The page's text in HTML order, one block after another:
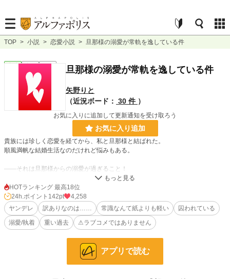
TOP > 小説 > 恋愛小説 > 旦那様の溺愛が常軌を逸している件
完結 短編 旦那様の溺愛が常軌を逸している件
矢野りと
（近況ボード： 30 件 ）
お気に入りに追加して更新通知を受け取ろう
お気に入り追加
貴族には珍しく恋愛を経てから、私と旦那様と結ばれた。
順風満帆な結婚生活なのだけれど悩みもある。
――それは旦那様からの溺愛が過ぎること！
贅沢すぎる悩みまたは惚気だと思われるかもしれない。けれど、私、本気で困っ
てます！
今日も誰かが殺られそうなので……。
愛が激重の旦那様と私の攻防と、それに巻き込まれる周囲の人達。愛あり笑いあ
り訳ありの、……重く切ないお話です。
HOTランキング 最高18位
24h.ポイント 142pt
4,258
ヤンデレ
訳ありなのは…… 常識なんて紙よりも軽い
囚われている
溺愛/執着
重い過去 ⚠ラブコメではありません
アプリで読む